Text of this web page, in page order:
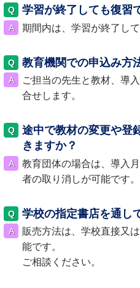
学習が終了しても復習
期間内は、学習が終了し
教育機関での申込み方
ご担当の先生と教材、導
合せします。
途中で教材の変更や登
きますか？
教育団体の場合は、導入
者の取り消しが可能です。
学校の指定書店を通し
販売方法は、学校直接又
能です。
ご相談ください。